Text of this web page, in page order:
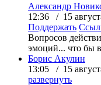
Александр
12:36 / 15
Поддержать
Вопросов
эмоций... что бы
Борис Акулин
13:05 / 15
развернуть